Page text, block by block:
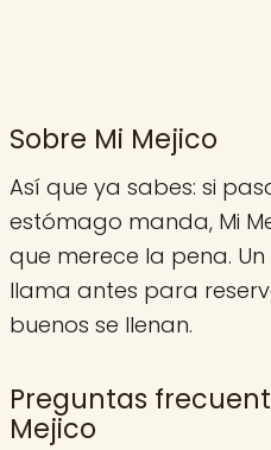
Sobre Mi Mejico
Así que ya sabes: si
estómago manda, Mi
que merece la pena.
llama antes para
buenos se llenan.
Preguntas
Mejico